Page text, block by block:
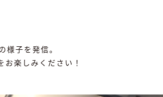
子を発信。
楽しみください！